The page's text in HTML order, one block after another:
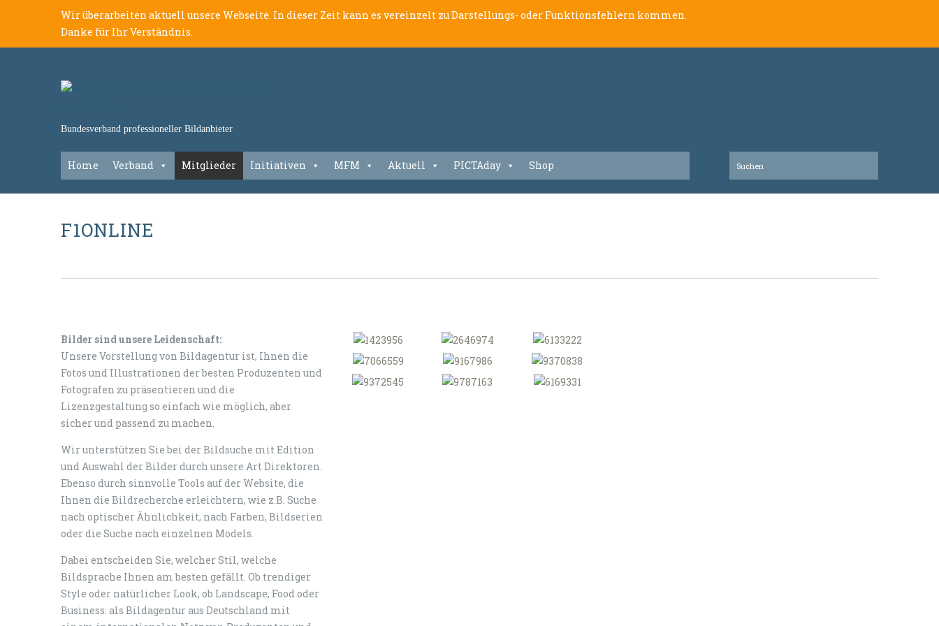
Wir überarbeiten aktuell unsere Webseite. In dieser Zeit kann es vereinzelt zu Darstellungs- oder Funktionsfehlern kommen.
Danke für Ihr Verständnis.
Bundesverband professioneller Bildanbieter
Home Verband Mitglieder Initiativen MFM Aktuell PICTAday Shop
F1ONLINE
Bilder sind unsere Leidenschaft:
Unsere Vorstellung von Bildagentur ist, Ihnen die
Fotos und Illustrationen der besten Produzenten und
Fotografen zu präsentieren und die
Lizenzgestaltung so einfach wie möglich, aber
sicher und passend zu machen.
Wir unterstützen Sie bei der Bildsuche mit Edition
und Auswahl der Bilder durch unsere Art Direktoren.
Ebenso durch sinnvolle Tools auf der Website, die
Ihnen die Bildrecherche erleichtern, wie z.B. Suche
nach optischer Ähnlichkeit, nach Farben, Bildserien
oder die Suche nach einzelnen Models.
Dabei entscheiden Sie, welcher Stil, welche
Bildsprache Ihnen am besten gefällt. Ob trendiger
Style oder natürlicher Look, ob Landscape, Food oder
Business: als Bildagentur aus Deutschland mit